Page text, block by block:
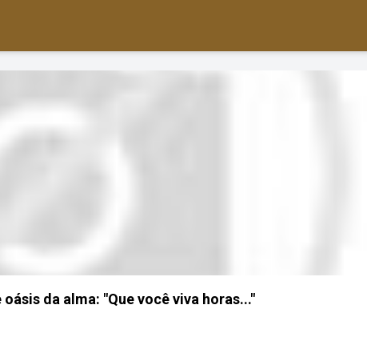
da alma: "Que você viva horas..."